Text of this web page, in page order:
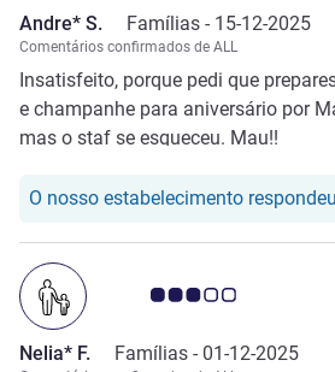
Andre* S. Famílias - 15-12-2025
Comentários confirmados de ALL
Insatisfeito, porque pedi que
e champanhe para aniversário por
mas o staf se esqueceu. Mau!!
O nosso estabelecimento
Nota clientes Avis 3.0/5
Nelia* F. Famílias - 01-12-2025